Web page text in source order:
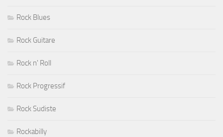
Rock Blues
Rock Guitare
Rock n' Roll
Rock Progressif
Rock Sudiste
Rockabilly